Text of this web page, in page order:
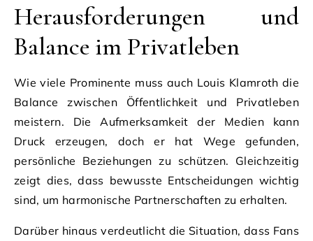
Herausforderungen und
Balance im Privatleben
Wie viele Prominente muss auch Louis Klamroth die
Balance zwischen Öffentlichkeit und Privatleben
meistern. Die Aufmerksamkeit der Medien kann
Druck erzeugen, doch er hat Wege gefunden,
persönliche Beziehungen zu schützen. Gleichzeitig
zeigt dies, dass bewusste Entscheidungen wichtig
sind, um harmonische Partnerschaften zu erhalten.
Darüber hinaus verdeutlicht die Situation, dass Fans